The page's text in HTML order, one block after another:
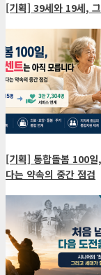
[기획] 39세와 19세,
[기획] 통합돌봄 100
다는 약속의 중간 점검